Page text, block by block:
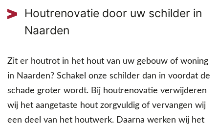
Houtrenovatie door uw schilder in
Naarden
Zit er houtrot in het hout van uw gebouw of woning
in Naarden? Schakel onze schilder dan in voordat de
schade groter wordt. Bij houtrenovatie verwijderen
wij het aangetaste hout zorgvuldig of vervangen wij
een deel van het houtwerk. Daarna werken wij het